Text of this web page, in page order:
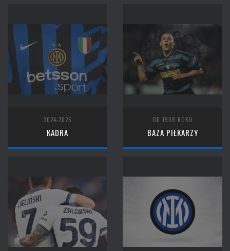
2024-2025
KADRA
OD 1908 ROKU
BAZA PIŁKARZY